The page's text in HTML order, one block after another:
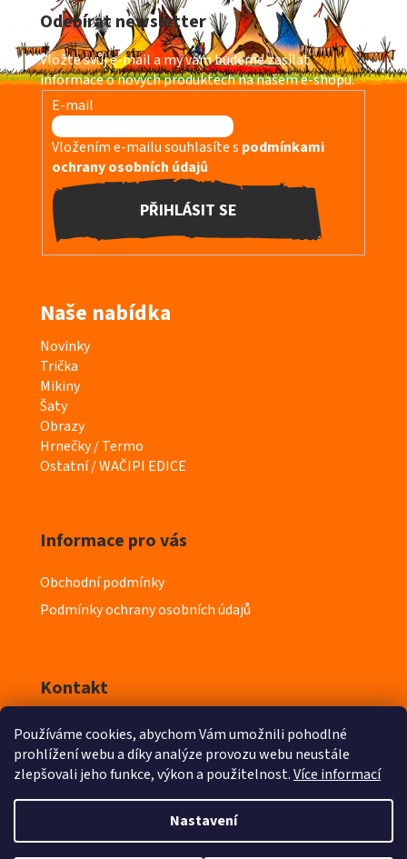
Používáme cookies, abychom Vám umožnili pohodlné
prohlížení webu a díky analýze provozu webu neustále
zlepšovali jeho funkce, výkon a použitelnost.Více informací
Nastavení
t
Odebírat newsletter
Vložte svůj e-mail a my vám budeme zasílat
informace o nových produktech na našem e-shopu.
E-mail
Vložením e-mailu souhlasíte s podmínkami
ochrany osobních údajů
PŘIHLÁSIT SE
Naše nabídka
K
a
t
e
g
o
r
Novinky
Trička
Mikiny
Šaty
Obrazy
Hrnečky / Termo
Ostatní / WAČIPI EDICE
Informace pro vás
Obchodní podmínky
Podmínky ochrany osobních údajů
Kontakt
info@iyeska.cz
603 218 411